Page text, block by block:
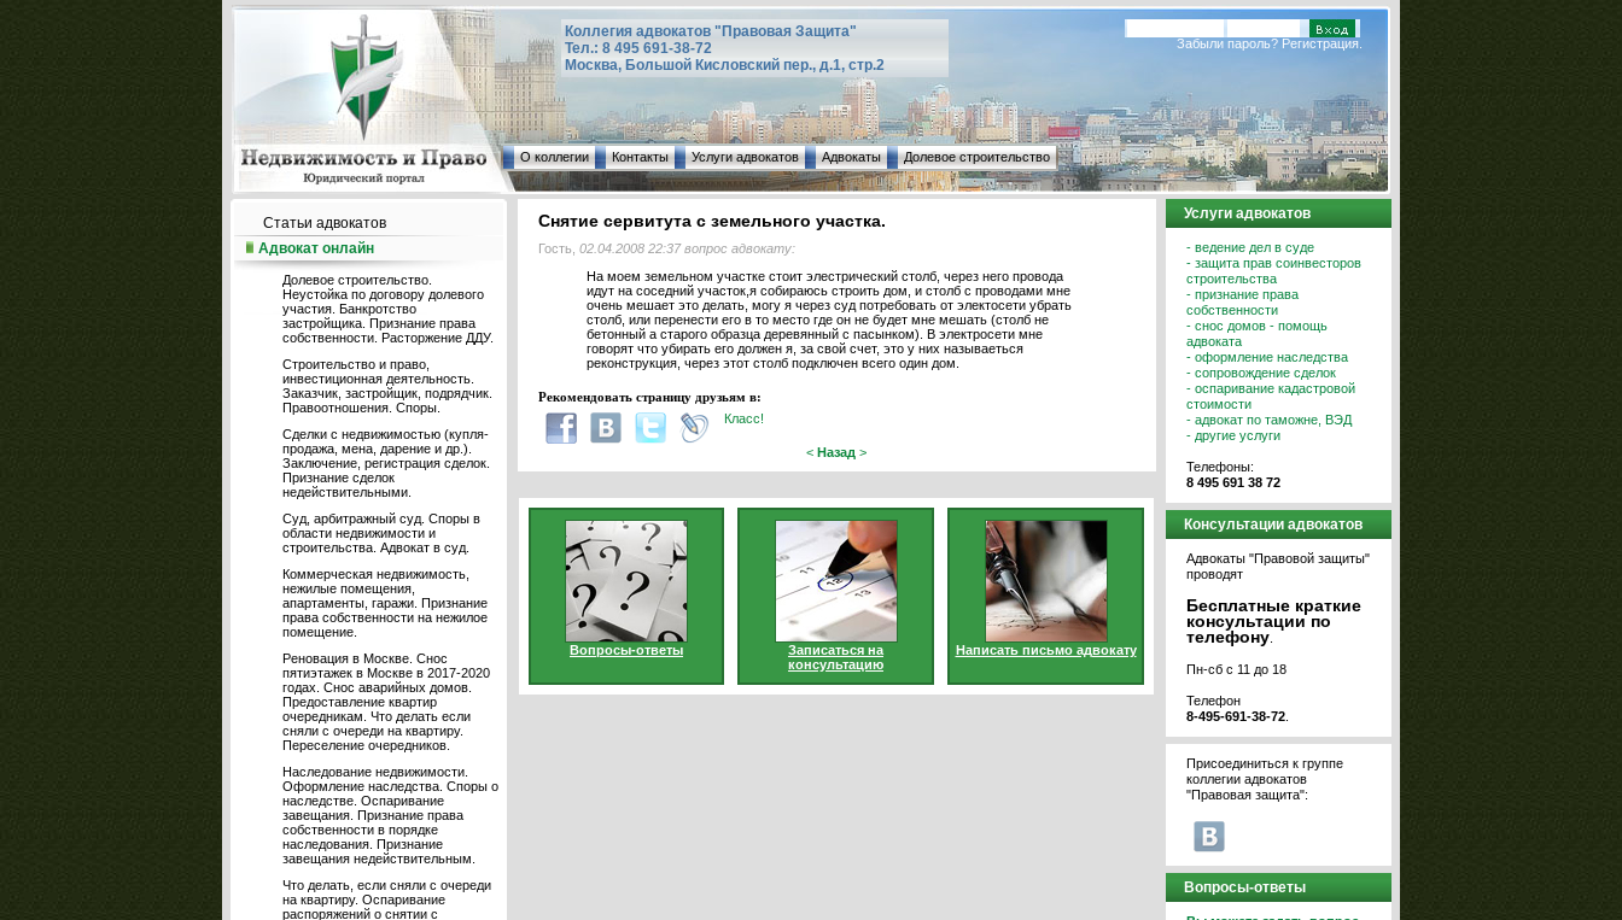
Коллегия адвокатов "Правовая Защита"
Тел.: 8 495 691-38-72
Москва, Большой Кисловский пер., д.1, стр.2
Забыли пароль? Регистрация.
О коллегии Контакты Услуги адвокатов Адвокаты Долевое строительство
Статьи адвокатов
Адвокат онлайн
Долевое строительство.
Неустойка по договору долевого
участия. Банкротство
застройщика. Признание права
собственности. Расторжение ДДУ.
Строительство и право,
инвестиционная деятельность.
Заказчик, застройщик, подрядчик.
Правоотношения. Споры.
Сделки с недвижимостью (купля-
продажа, мена, дарение и др.).
Заключение, регистрация сделок.
Признание сделок
недействительными.
Суд, арбитражный суд. Споры в
области недвижимости и
строительства. Адвокат в суд.
Коммерческая недвижимость,
нежилые помещения,
апартаменты, гаражи. Признание
права собственности на нежилое
помещение.
Реновация в Москве. Снос
пятиэтажек в Москве в 2017-2020
годах. Снос аварийных домов.
Предоставление квартир
очередникам. Что делать если
сняли с очереди на квартиру.
Переселение очередников.
Наследование недвижимости.
Оформление наследства. Споры о
наследстве. Оспаривание
завещания. Признание права
собственности в порядке
наследования. Признание
завещания недействительным.
Что делать, если сняли с очереди
на квартиру. Оспаривание
распоряжений о снятии с
Снятие сервитута с земельного участка.
Гость, 02.04.2008 22:37 вопрос адвокату:
На моем земельном участке стоит элестрический столб, через него провода
идут на соседний участок,я собираюсь строить дом, и столб с проводами мне
очень мешает это делать, могу я через суд потребовать от электосети убрать
столб, или перенести его в то место где он не будет мне мешать (столб не
бетонный а старого образца деревянный с пасынком). В электросети мне
говорят что убирать его должен я, за свой счет, это у них называеться
реконструкция, через этот столб подключен всего один дом.
Рекомендовать страницу друзьям в:
Класс!
< Назад >
Вопросы-ответы
Записаться на
консультацию
Написать письмо адвокату
Услуги адвокатов
- ведение дел в суде
- защита прав соинвесторов
строительства
- признание права
собственности
- снос домов - помощь
адвоката
- оформление наследства
- сопровождение сделок
- оспаривание кадастровой
стоимости
- адвокат по таможне, ВЭД
- другие услуги
Телефоны:
8 495 691 38 72
Консультации адвокатов
Адвокаты "Правовой защиты"
проводят
Бесплатные краткие
консультации по
телефону
Пн-сб с 11 до 18
Телефон
8-495-691-38-72
Присоединиться к группе
коллегии адвокатов
"Правовая защита":
Вопросы-ответы